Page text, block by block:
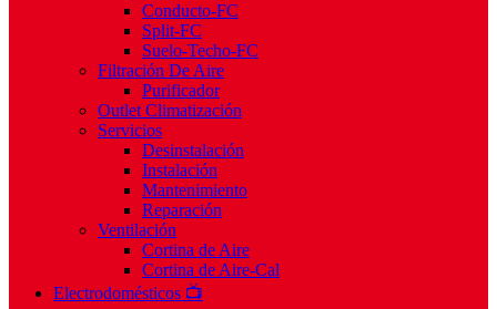
Conducto-FC
Split-FC
Suelo-Techo-FC
Filtración De Aire
Purificador
Outlet Climatización
Servicios
Desinstalación
Instalación
Mantenimiento
Reparación
Ventilación
Cortina de Aire
Cortina de Aire-Cal
Electrodomésticos 📺